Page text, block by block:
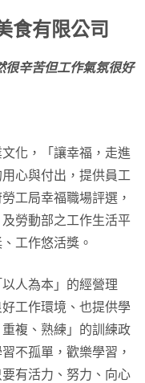
食有限公司
很辛苦但工作氣氛很好
化，「讓幸福，走進
心與付出，提供員工
工局幸福職場評選，
勞動部之工作生活平
工作悠活獎。
人為本」的經營理
工作環境、也提供學
複、熟練」的訓練政
不孤單，歡樂學習，
有活力、努力、向心